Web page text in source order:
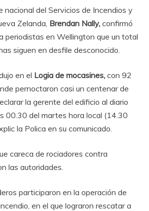
nacional del Servicios de Incendios y
Zelanda, Brendan Nally, confirmó
periodistas en Wellington que un total
siguen en desfile desconocido.
en el Logia de mocasines, con 92
pernoctaron casi un centenar de
la gerente del edificio al diario
00.30 del martes hora local (14.30
la Polica en su comunicado.
careca de rociadores contra
las autoridades.
participaron en la operación de
en el que lograron rescatar a